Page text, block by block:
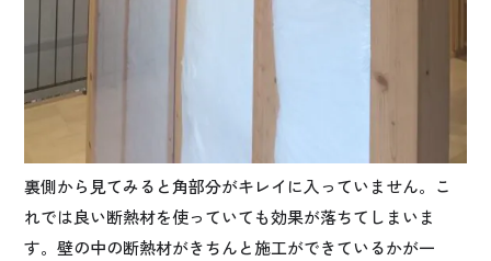
裏側から見てみると角部分がキレイに入っていません。こ
れでは良い断熱材を使っていても効果が落ちてしまいま
す。壁の中の断熱材がきちんと施工ができているかが一